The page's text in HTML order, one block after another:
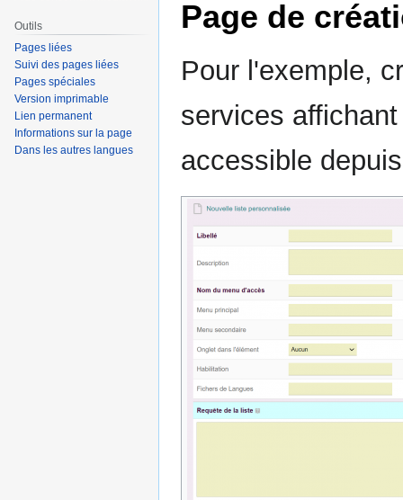
Page de
Pour l'exemple,
services
accessible
Outils
Pages liées
Suivi des pages liées
Pages spéciales
Version imprimable
Lien permanent
Informations sur la page
Dans les autres langues